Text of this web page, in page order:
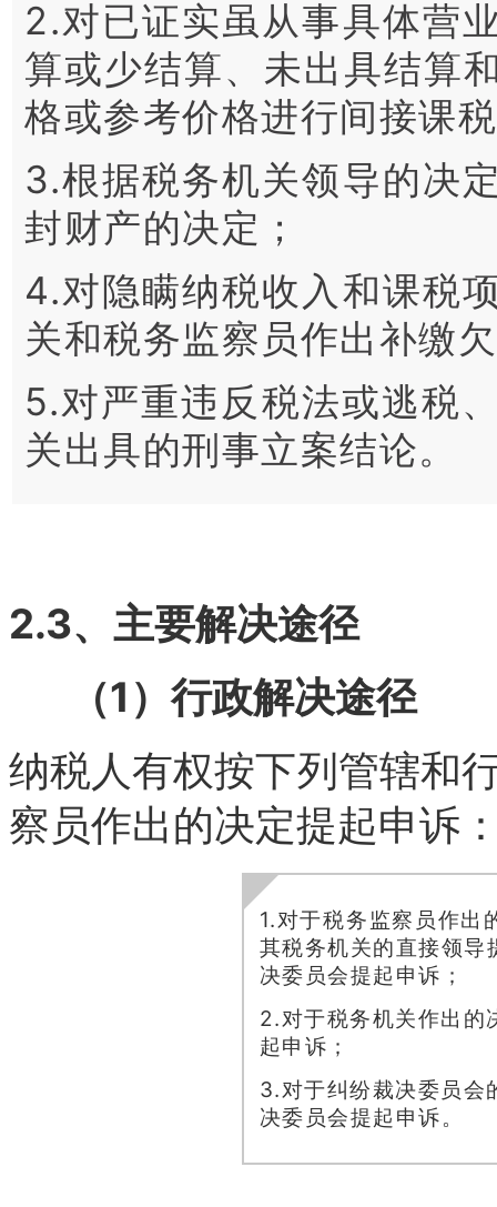
2.对已证实虽从事具体营
算或少结算、未出具结算
格或参考价格进行间接课
3.根据税务机关领导的决
封财产的决定；
4.对隐瞒纳税收入和课税
关和税务监察员作出补缴
5.对严重违反税法或逃税
关出具的刑事立案结论。
2.3、主要解决途径
（1）行政解决途径
纳税人有权按下列管辖和
察员作出的决定提起申诉
1.对于税务监察员作出
其税务机关的直接领导
决委员会提起申诉；
2.对于税务机关作出的
起申诉；
3.对于纠纷裁决委员会
决委员会提起申诉。